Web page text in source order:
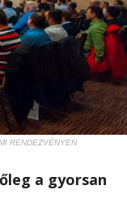
RENDEZVÉNYEN
a gyorsan